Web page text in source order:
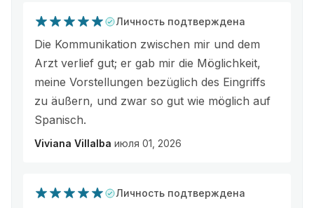
Личность подтверждена
Die Kommunikation zwischen mir und dem
Arzt verlief gut; er gab mir die Möglichkeit,
meine Vorstellungen bezüglich des Eingriffs
zu äußern, und zwar so gut wie möglich auf
Spanisch.
Viviana Villalba июля 01, 2026
Личность подтверждена